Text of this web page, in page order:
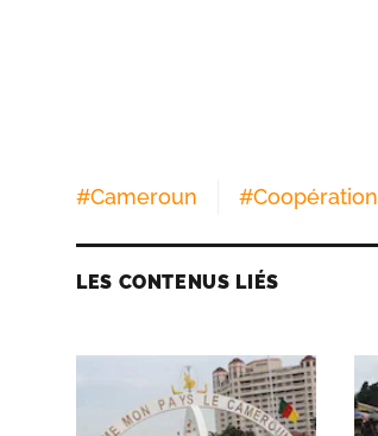
#Cameroun #Coopération
LES CONTENUS LIÉS